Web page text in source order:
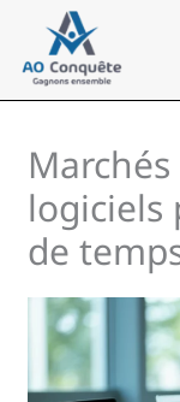
contenu
logiciels
de